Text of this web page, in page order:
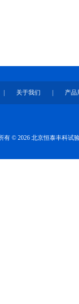
关于我们 产品
有 © 2026 北京恒泰丰科试